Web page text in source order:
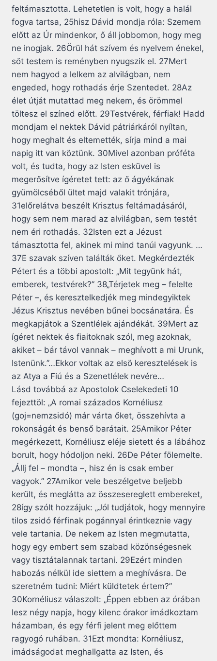
feltámasztotta. Lehetetlen is volt, hogy a halál
fogva tartsa, 25hisz Dávid mondja róla: Szemem
előtt az Úr mindenkor, ő áll jobbomon, hogy meg
ne inogjak. 26Örül hát szívem és nyelvem énekel,
sőt testem is reményben nyugszik el. 27Mert
nem hagyod a lelkem az alvilágban, nem
engeded, hogy rothadás érje Szentedet. 28Az
élet útját mutattad meg nekem, és örömmel
töltesz el színed előtt. 29Testvérek, férfiak! Hadd
mondjam el nektek Dávid pátriárkáról nyíltan,
hogy meghalt és eltemették, sírja mind a mai
napig itt van köztünk. 30Mivel azonban próféta
volt, és tudta, hogy az Isten esküvel is
megerősítve ígéretet tett: az ő ágyékának
gyümölcséből ültet majd valakit trónjára,
31előrelátva beszélt Krisztus feltámadásáról,
hogy sem nem marad az alvilágban, sem testét
nem éri rothadás. 32Isten ezt a Jézust
támasztotta fel, akinek mi mind tanúi vagyunk. …
37E szavak szíven találták őket. Megkérdezték
Pétert és a többi apostolt: „Mit tegyünk hát,
emberek, testvérek?” 38„Térjetek meg – felelte
Péter –, és keresztelkedjék meg mindegyiktek
Jézus Krisztus nevében bűnei bocsánatára. És
megkapjátok a Szentlélek ajándékát. 39Mert az
ígéret nektek és fiaitoknak szól, meg azoknak,
akiket – bár távol vannak – meghívott a mi Urunk,
Istenünk.”…Ekkor voltak az elsö keresztelések is
az Atya a Fiú és a Szenetlélek nevére…
Lásd továbbá az Apostolok Cselekedeti 10
fejezttöl: „A romai százados Kornéliusz
(goj=nemzsidó) már várta őket, összehívta a
rokonságát és benső barátait. 25Amikor Péter
megérkezett, Kornéliusz eléje sietett és a lábához
borult, hogy hódoljon neki. 26De Péter fölemelte.
„Állj fel – mondta –, hisz én is csak ember
vagyok.” 27Amikor vele beszélgetve beljebb
került, és meglátta az összesereglett embereket,
28így szólt hozzájuk: „Jól tudjátok, hogy mennyire
tilos zsidó férfinak pogánnyal érintkeznie vagy
vele tartania. De nekem az Isten megmutatta,
hogy egy embert sem szabad közönségesnek
vagy tisztátalannak tartani. 29Ezért minden
habozás nélkül ide siettem a meghívásra. De
szeretném tudni: Miért küldtetek értem?”
30Kornéliusz válaszolt: „Éppen ebben az órában
lesz négy napja, hogy kilenc órakor imádkoztam
házamban, és egy férfi jelent meg előttem
ragyogó ruhában. 31Ezt mondta: Kornéliusz,
imádságodat meghallgatta az Isten, és